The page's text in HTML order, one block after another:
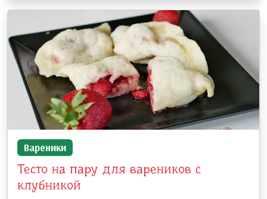
Вареники
Тесто на пару для вареников с
клубникой